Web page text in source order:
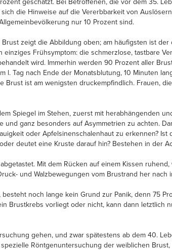
geschätzt. Bei Betroffenen, die vor dem 35.
die Hinweise auf die Vererbbarkeit von
nur 10 Prozent sind.
Brust zeigt die Abbildung oben; am häufigsten ist
Frühsymptom: die schmerzlose, tastbare
wird. Immerhin werden 90 Prozent aller
l. Tag nach Ende der Monatsblutung, 10 Minuten
ist am wenigsten druckempfindlich. Frauen,
Spiegel im Stehen, zuerst mit herabhängenden
und ganz besonders auf Asymmetrien zu achten.
oder Apfelsinenschalenhaut zu erkennen?
deutet eine Kruste darauf hin? Bestehen in der
Mit dem Rücken auf einem Kissen
und Walzbewegungen vom Brustrand her nach
besteht noch lange kein Grund zur Panik, denn 75
Brustkrebs vorliegt oder nicht, kann dann letztlich
gehen, und zwar spätestens ab dem 40.
Röntgenuntersuchung der weiblichen